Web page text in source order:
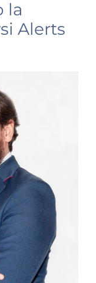
la
Alerts